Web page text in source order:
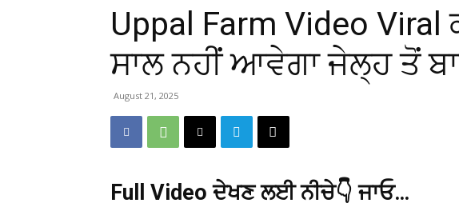
Uppal Farm Video Viral
ਸਾਲ ਨਹੀਂ ਆਵੇਗਾ ਜੇਲ੍ਹ ਤੋਂ
August 21, 2025
Full Video ਦੇਖਣ ਲਈ ਨੀਚੇ👇 ਜਾਓ…